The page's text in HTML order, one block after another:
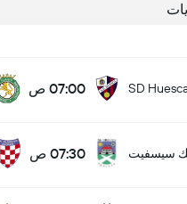
SD 07:00 ص
سيسفيت 07:30 ص